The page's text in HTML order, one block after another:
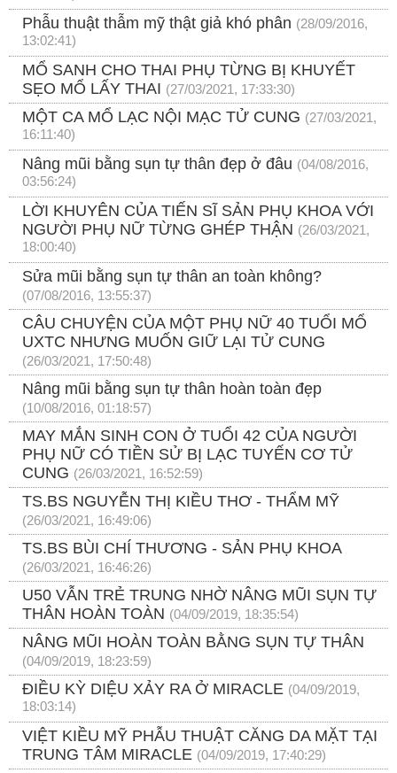
Phẫu thuật thẫm mỹ thật giả khó phân (28/09/2016,
13:02:41)
MỔ SANH CHO THAI PHỤ TỪNG BỊ KHUYẾT
SẸO MỔ LẤY THAI (27/03/2021, 17:33:30)
MỘT CA MỔ LẠC NỘI MẠC TỬ CUNG (27/03/2021,
16:11:40)
Nâng mũi bằng sụn tự thân đẹp ở đâu (04/08/2016,
03:56:24)
LỜI KHUYÊN CỦA TIẾN SĨ SẢN PHỤ KHOA VỚI
NGƯỜI PHỤ NỮ TỪNG GHÉP THẬN (26/03/2021,
18:00:40)
Sửa mũi bằng sụn tự thân an toàn không?
(07/08/2016, 13:55:37)
CÂU CHUYỆN CỦA MỘT PHỤ NỮ 40 TUỔI MỔ
UXTC NHƯNG MUỐN GIỮ LẠI TỬ CUNG
(26/03/2021, 17:50:48)
Nâng mũi bằng sụn tự thân hoàn toàn đẹp
(10/08/2016, 01:18:57)
MAY MẮN SINH CON Ở TUỔI 42 CỦA NGƯỜI
PHỤ NỮ CÓ TIỀN SỬ BỊ LẠC TUYẾN CƠ TỬ
CUNG (26/03/2021, 16:52:59)
TS.BS NGUYỄN THỊ KIỀU THƠ - THẨM MỸ
(26/03/2021, 16:49:06)
TS.BS BÙI CHÍ THƯƠNG - SẢN PHỤ KHOA
(26/03/2021, 16:46:26)
U50 VẪN TRẺ TRUNG NHỜ NÂNG MŨI SỤN TỰ
THÂN HOÀN TOÀN (04/09/2019, 18:35:54)
NÂNG MŨI HOÀN TOÀN BẰNG SỤN TỰ THÂN
(04/09/2019, 18:23:59)
ĐIỀU KỲ DIỆU XẢY RA Ở MIRACLE (04/09/2019,
18:03:14)
VIỆT KIỀU MỸ PHẪU THUẬT CĂNG DA MẶT TẠI
TRUNG TÂM MIRACLE (04/09/2019, 17:40:29)